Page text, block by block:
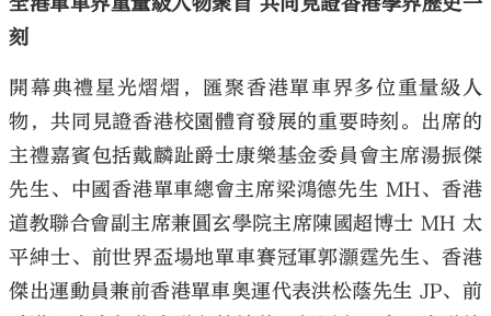
刻
開幕典禮星光熠熠，匯聚香港單車界多位重量級人
物，共同見證香港校園體育發展的重要時刻。出席的
主禮嘉賓包括戴麟趾爵士康樂基金委員會主席湯振傑
先生、中國香港單車總會主席梁鴻德先生 MH、香港
道教聯合會副主席兼圓玄學院主席陳國超博士 MH 太
平紳士、前世界盃場地單車賽冠軍郭灝霆先生、香港
傑出運動員兼前香港單車奧運代表洪松蔭先生 JP、前